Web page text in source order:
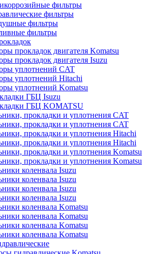
фильтры
фильтры
фильтры
фильтры
прокладок двигателя Komatsu
прокладок двигателя Isuzu
уплотнений CAT
уплотнений Hitachi
уплотнений Komatsu
ГБЦ Isuzu
ГБЦ KOMATSU
прокладки и уплотнения CAT
прокладки и уплотнения CAT
прокладки и уплотнения Hitachi
прокладки и уплотнения Hitachi
прокладки и уплотнения Komatsu
прокладки и уплотнения Komatsu
коленвала Isuzu
коленвала Isuzu
коленвала Isuzu
коленвала Isuzu
коленвала Komatsu
коленвала Komatsu
коленвала Komatsu
коленвала Komatsu